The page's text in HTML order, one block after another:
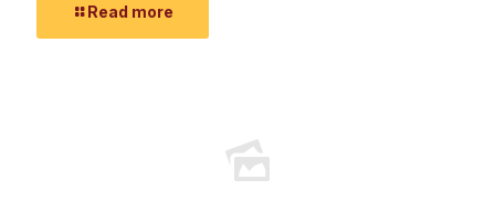
Read more